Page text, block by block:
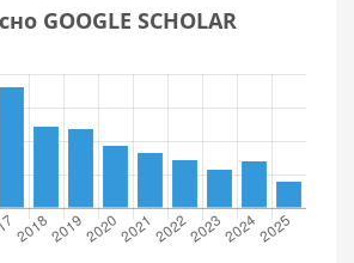
GOOGLE SCHOLAR